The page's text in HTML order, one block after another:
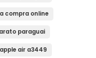
compra online
paraguai
air a3449